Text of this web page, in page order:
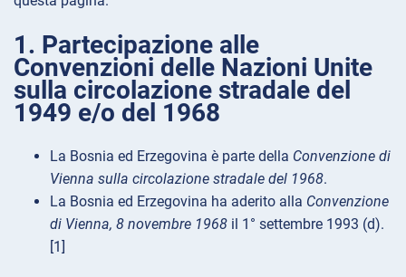
1. Partecipazione alle
Convenzioni delle Nazioni Unite
sulla circolazione stradale del
1949 e/o del 1968
La Bosnia ed Erzegovina è parte della Convenzione di
Vienna sulla circolazione stradale del 1968.
La Bosnia ed Erzegovina ha aderito alla Convenzione
di Vienna, 8 novembre 1968 il 1° settembre 1993 (d).
[1]